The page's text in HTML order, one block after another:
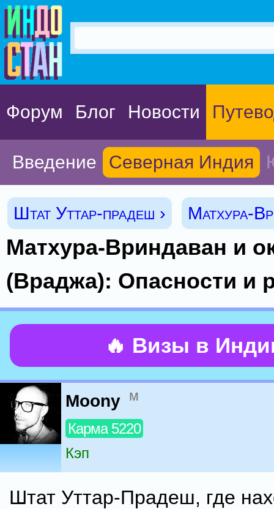
Форум Блог Новости
Введение Северная Индия
Штат Уттар-прадеш › Матхура-
Матхура-Вриндаван и
(Враджа): Опасности и
🔥 Визы в
Moony м
Карма 5220
Кэп
Штат Уттар-Прадеш, где